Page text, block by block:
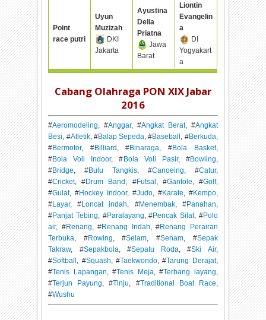
Point
race putri
Uyun
Muzizah
DKI
Jakarta
Ayustina
Delia
Priatna
Jawa
Barat
Liontin
Evangelin
a
DI
Yogyakart
a
Cabang Olahraga PON XIX Jabar
2016
#Aeromodeling, #Anggar, #Angkat Berat, #Angkat
Besi, #Atletik, #Balap Sepeda, #Baseball , #Berkuda,
#Bermotor, #Billiard , #Binaraga, #Bola Basket,
#Bola Voli Indoor, # Bola Voli Pasir, #Bowling,
#Bridge, #Bulu Tangkis, #Canoeing, #Catur,
#Cricket, #Drum Band , #Futsal , #Gantole, #Golf,
#Gulat, #Hockey Indoor, #Judo, #Karate, #Kempo,
#Layar, #Loncat indah, #Menembak, #Panahan,
#Panjat Tebing, #Paralayang, #Pencak Silat, #Polo
air, #Renang, #Renang Indah, #Renang Perairan
Terbuka, #Rowing, #Selam, #Senam, #Sepak
Takraw, #Sepakbola, #Sepatu Roda, #Ski Air,
#Softball , #Squash, #Taekwondo, #Tarung Derajat,
#Tenis Lapangan, #Tenis Meja, #Terbang layang,
#Terjun Payung, #Tinju, #Traditional Boat Race,
#Wushu